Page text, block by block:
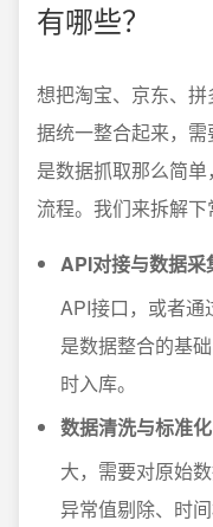
有哪些？
想把淘宝、京东、
据统一整合起来，
是数据抓取那么简
流程。我们来拆解下
API对接与数据采
API接口，或者通
是数据整合的基
时入库。
数据清洗与标准化
大，需要对原始
异常值剔除、时